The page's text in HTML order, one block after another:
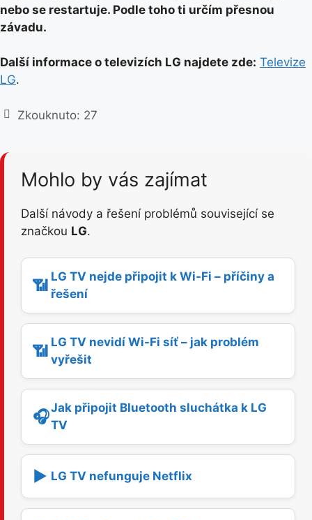
nebo se restartuje. Podle toho ti určím přesnou
závadu.
Další informace o televizích LG najdete zde: Televize
LG.
Zkouknuto: 27
Mohlo by vás zajímat
Další návody a řešení problémů související se
značkou LG.
📶 LG TV nejde připojit k Wi-Fi – příčiny a
řešení
📶 LG TV nevidí Wi-Fi síť – jak problém
vyřešit
🎧Jak připojit Bluetooth sluchátka k LG
TV
▶️ LG TV nefunguje Netflix